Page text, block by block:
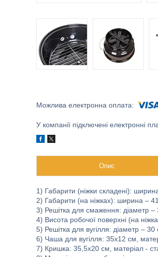
У компанії підключені електронні
Опис
1) Габарити (ніжки складені):
2) Габарити (на ніжках): ширина –
3) Решітка для смаження: діаметр
4) Висота робочої поверхні (на
5) Решітка для вугілля: діаметр –
6) Чаша для вугілля: 35x12 см,
7) Кришка: 35,5x20 см, матеріал -